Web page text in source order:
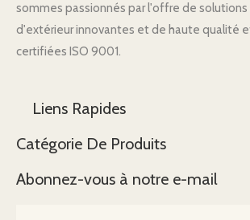
sommes passionnés par l'offre de
d'extérieur innovantes et de haute qualité
certifiées ISO 9001.
Liens Rapides
Catégorie De Produits
Abonnez-vous à notre e-mail